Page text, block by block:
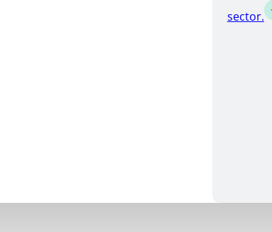
sector.